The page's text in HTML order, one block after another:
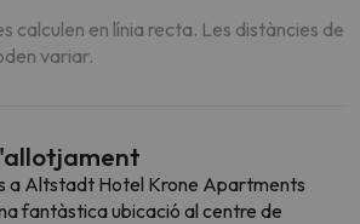
calculen en línia recta. Les distàncies de
variar.
a Altstadt Hotel Krone Apartments
fantàstica ubicació al centre de